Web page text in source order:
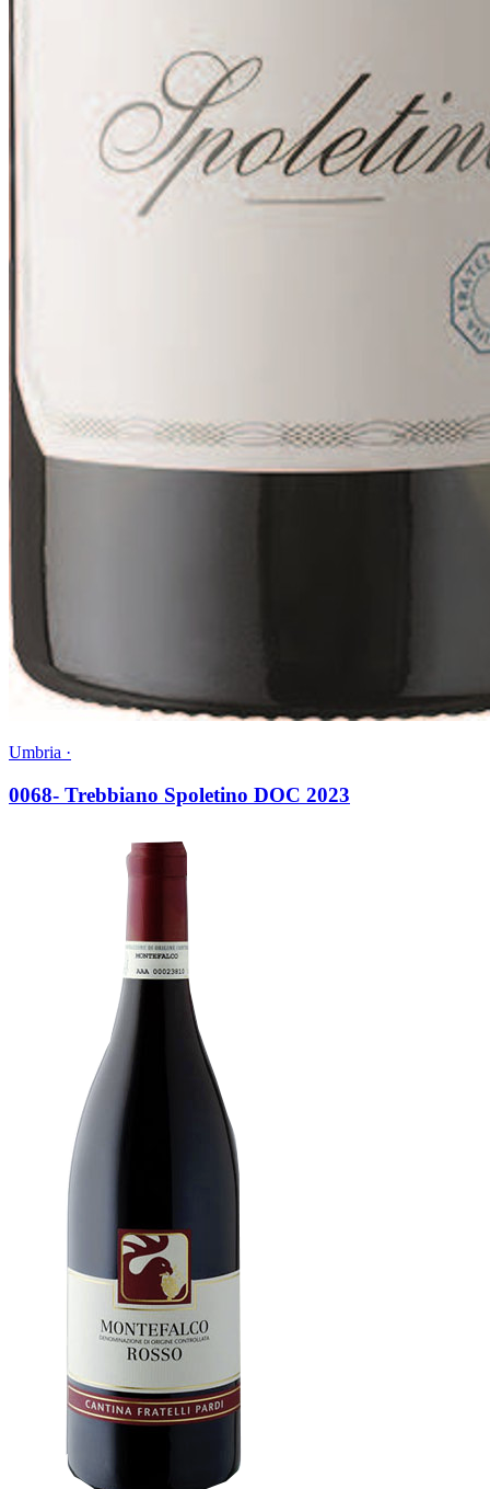
Umbria ·
0068- Trebbiano Spoletino DOC 2023